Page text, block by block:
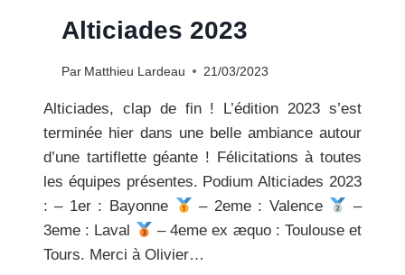
JUIN
2023
Alticiades 2023
Par Matthieu Lardeau 21/03/2023
Alticiades, clap de fin ! L’édition 2023 s’est
terminée hier dans une belle ambiance autour
d’une tartiflette géante ! Félicitations à toutes
les équipes présentes. Podium Alticiades 2023
: – 1er : Bayonne
– 2eme : Valence
–
3eme : Laval
– 4eme ex æquo : Toulouse et
Tours. Merci à Olivier…